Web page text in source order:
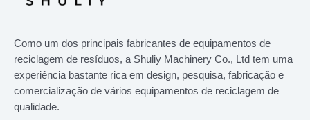
Como um dos principais fabricantes de equipamentos de
reciclagem de resíduos, a Shuliy Machinery Co., Ltd tem uma
experiência bastante rica em design, pesquisa, fabricação e
comercialização de vários equipamentos de reciclagem de
qualidade.